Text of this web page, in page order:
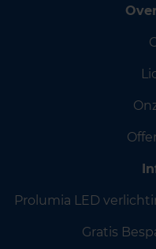
Prolumia LED
Gratis